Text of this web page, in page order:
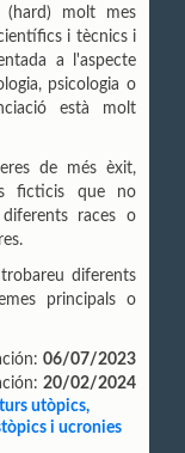
(hard) molt mes
i tècnics i
a l'aspecte
psicologia o
està molt
de més èxit,
ficticis que no
races o
diferents
principals o
06/07/2023
20/02/2024
utòpics,
i ucronies